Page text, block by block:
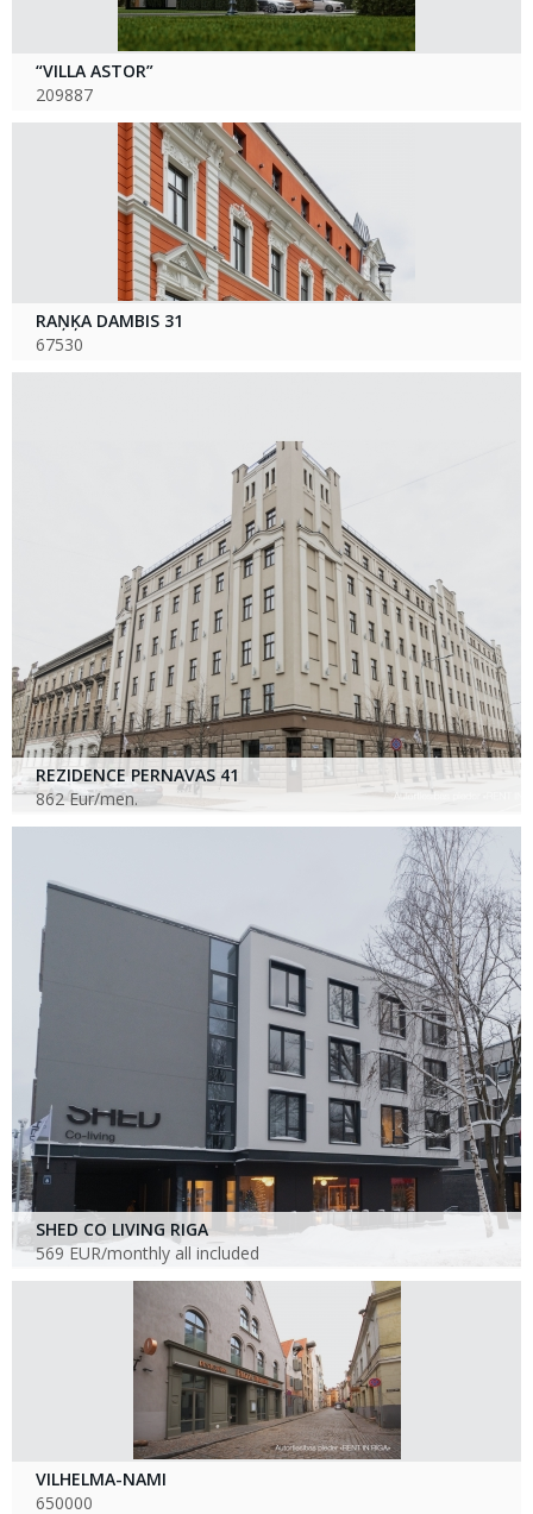
“VILLA ASTOR”
209887
RAŅĶA DAMBIS 31
67530
REZIDENCE PERNAVAS 41
862 Eur/men.
SHED CO LIVING RIGA
569 EUR/monthly all included
VILHELMA-NAMI
650000